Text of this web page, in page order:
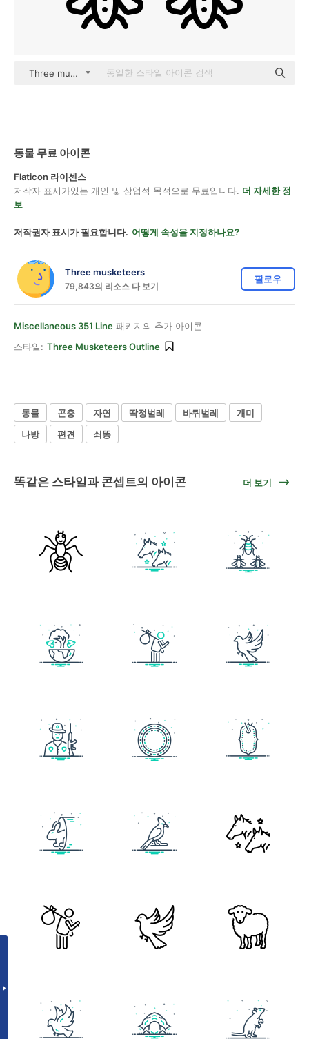
Three musketeers outline
동물 무료 아이콘
Flaticon 라이센스
저작자 표시가있는 개인 및 상업적 목적으로 무료입니다. 더 자세한 정
보
저작권자 표시가 필요합니다. 어떻게 속성을 지정하나요?
Three musketeers
79,843의 리소스 다 보기
팔로우
Miscellaneous 351 Line 패키지의 추가 아이콘
스타일: Three Musketeers Outline
동물 곤충 자연 딱정벌레 바퀴벌레
개미
나방
편견 쇠똥
똑같은 스타일과 콘셉트의 아이콘 더 보기